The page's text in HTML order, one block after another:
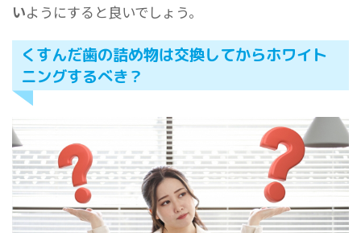
いようにすると良いでしょう。
くすんだ歯の詰め物は交換してからホワイト
ニングするべき？